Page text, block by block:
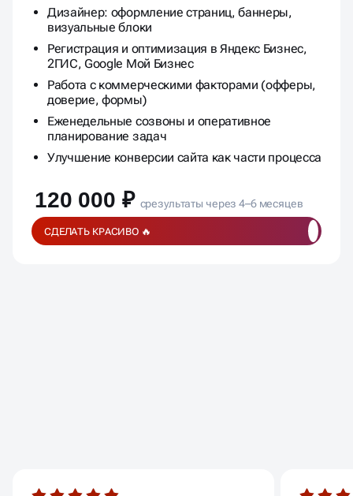
Дизайнер: оформление страниц, баннеры,
визуальные блоки
Регистрация и оптимизация в Яндекс Бизнес,
2ГИС, Google Мой Бизнес
Работа с коммерческими факторами (офферы,
доверие, формы)
Еженедельные созвоны и оперативное
планирование задач
Улучшение конверсии сайта как части процесса
120 000 ₽ срезультаты через 4–6 месяцев
СДЕЛАТЬ КРАСИВО 🔥